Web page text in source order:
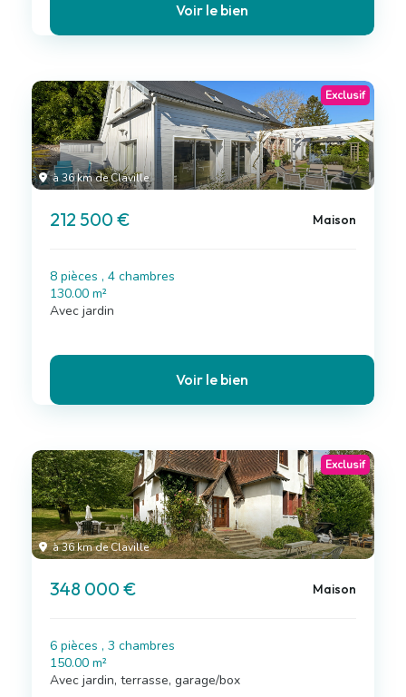
Voir le bien
à 36 km de Claville
Exclusif
212 500 € Maison
8 pièces , 4 chambres
130.00 m²
Avec jardin
Voir le bien
à 36 km de Claville
Exclusif
348 000 € Maison
6 pièces , 3 chambres
150.00 m²
Avec jardin, terrasse, garage/box